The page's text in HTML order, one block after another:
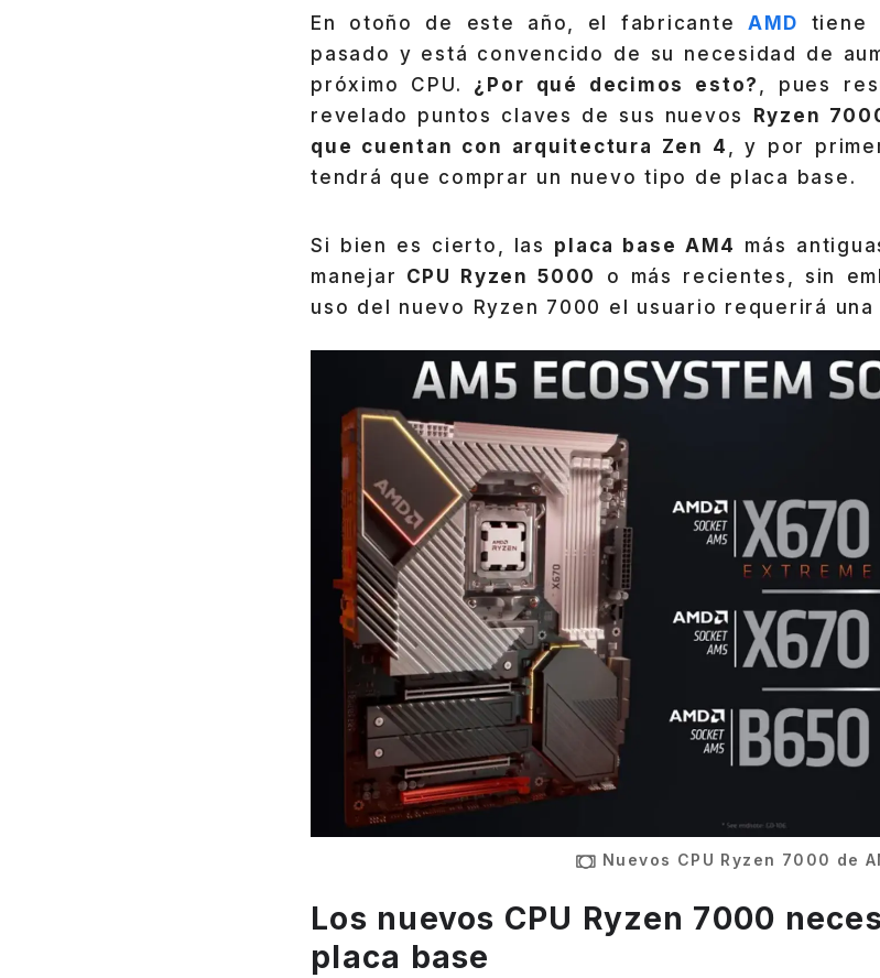
En otoño de este año, el fabricante AMD
tiene
pasado y está convencido de su necesidad de
próximo CPU. ¿Por qué decimos esto? , pues
revelado puntos claves de sus nuevos
Ryzen
que cuentan con arquitectura Zen 4 , y por
tendrá que comprar un nuevo tipo de placa base.
Si bien es cierto, las placa base AM4 más
manejar CPU Ryzen 5000
o más recientes, sin
uso del nuevo Ryzen 7000 el usuario requerirá una
Nuevos CPU Ryzen 7000 de
Los nuevos CPU Ryzen 7000
placa base